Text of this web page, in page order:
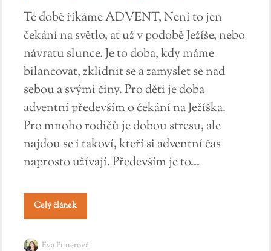
Té době říkáme ADVENT, Není to jen
čekání na světlo, ať už v podobě Ježíše, nebo
návratu slunce. Je to doba, kdy máme
bilancovat, zklidnit se a zamyslet se nad
sebou a svými činy. Pro děti je doba
adventní především o čekání na Ježíška.
Pro mnoho rodičů je dobou stresu, ale
najdou se i takoví, kteří si adventní čas
naprosto užívají. Především je to...
Celý článek
Eva Pitnerová